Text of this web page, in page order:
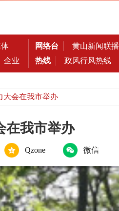
企业
网络台 黄山新闻联播
热线
政风行风热线
大会在我市举办
在我市举办
Qzone 微信